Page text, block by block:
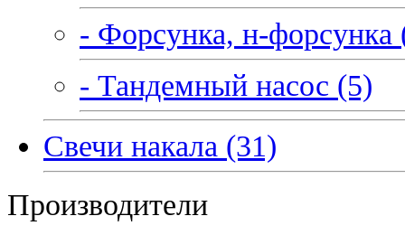
- Форсунка, н-форсунка
- Тандемный насос (5)
Свечи накала (31)
Производители